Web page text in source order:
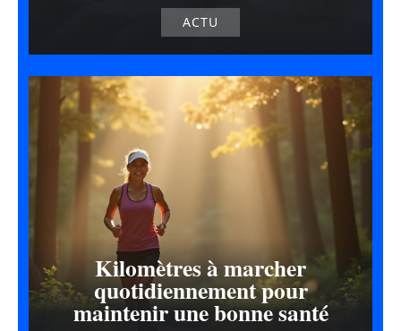
ACTU
Kilomètres à marcher
quotidiennement pour
maintenir une bonne santé